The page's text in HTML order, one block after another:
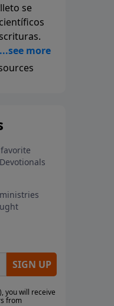
se
se
de que
la